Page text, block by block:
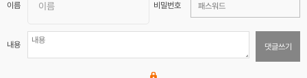
이름 비밀번호
내용 댓글쓰기